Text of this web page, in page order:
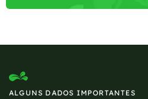
ALGUNS DADOS IMPORTANTES